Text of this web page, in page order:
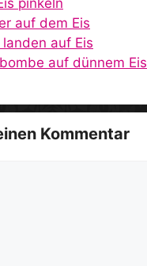
e
o
auf dem Eis
landen auf Eis
auf dünnem Eis
Kommentar